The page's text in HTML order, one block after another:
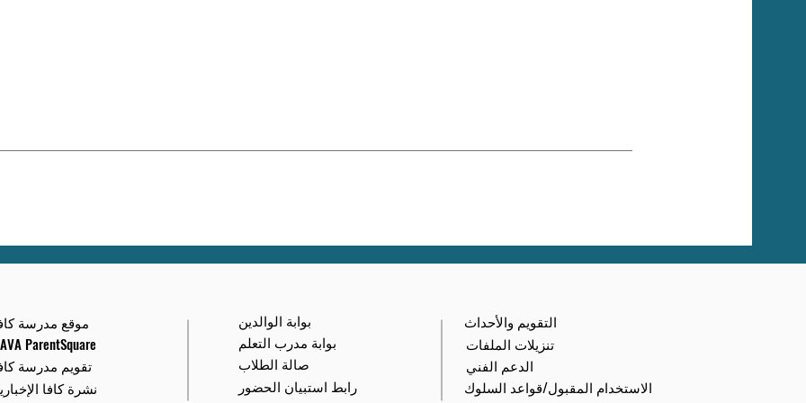
موقع مدرسة
ParentSquare
تقويم مدرسة
نشرة كافا
بوابة الوالدين
بوابة مدرب التعلم
صالة الطلاب
رابط استبيان الحضور
التقويم والأحداث
تنزيلات الملفات
الدعم الفني
الاستخدام المقبول/قواعد السلوك